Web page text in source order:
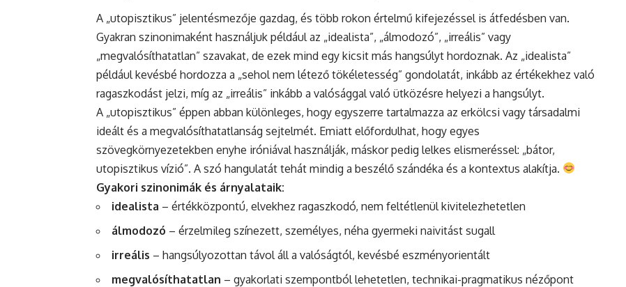
A „utopisztikus” jelentésmezője gazdag, és több rokon értelmű kifejezéssel is átfedésben van.
Gyakran szinonimaként használjuk például az „idealista”, „álmodozó”, „irreális” vagy
„megvalósíthatatlan” szavakat, de ezek mind egy kicsit más hangsúlyt hordoznak. Az „idealista”
például kevésbé hordozza a „sehol nem létező tökéletesség” gondolatát, inkább az értékekhez való
ragaszkodást jelzi, míg az „irreális” inkább a valósággal való ütközésre helyezi a hangsúlyt.
A „utopisztikus” éppen abban különleges, hogy egyszerre tartalmazza az erkölcsi vagy társadalmi
ideált és a megvalósíthatatlanság sejtelmét. Emiatt előfordulhat, hogy egyes
szövegkörnyezetekben enyhe iróniával használják, máskor pedig lelkes elismeréssel: „bátor,
utopisztikus vízió”. A szó hangulatát tehát mindig a beszélő szándéka és a kontextus alakítja.
Gyakori szinonimák és árnyalataik:
idealista – értékközpontú, elvekhez ragaszkodó, nem feltétlenül kivitelezhetetlen
álmodozó – érzelmileg színezett, személyes, néha gyermeki naivitást sugall
irreális – hangsúlyozottan távol áll a valóságtól, kevésbé eszményorientált
megvalósíthatatlan – gyakorlati szempontból lehetetlen, technikai-pragmatikus nézőpont